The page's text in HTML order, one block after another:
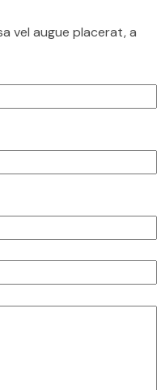
vel augue placerat, a